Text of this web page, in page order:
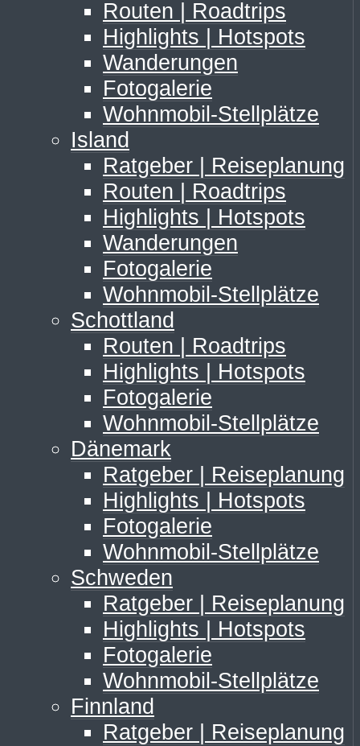
Routen | Roadtrips
Highlights | Hotspots
Wanderungen
Fotogalerie
Wohnmobil-Stellplätze
Island
Ratgeber | Reiseplanung
Routen | Roadtrips
Highlights | Hotspots
Wanderungen
Fotogalerie
Wohnmobil-Stellplätze
Schottland
Routen | Roadtrips
Highlights | Hotspots
Fotogalerie
Wohnmobil-Stellplätze
Dänemark
Ratgeber | Reiseplanung
Highlights | Hotspots
Fotogalerie
Wohnmobil-Stellplätze
Schweden
Ratgeber | Reiseplanung
Highlights | Hotspots
Fotogalerie
Wohnmobil-Stellplätze
Finnland
Ratgeber | Reiseplanung